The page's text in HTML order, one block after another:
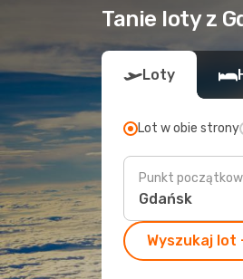
Tanie loty z
Loty
Lot w obie strony
Punkt
Wyszukaj lot